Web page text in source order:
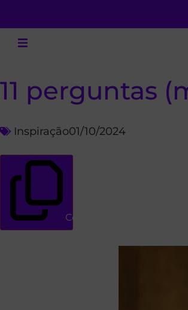
11 perguntas
Inspiração01/10/2024
Copiar link